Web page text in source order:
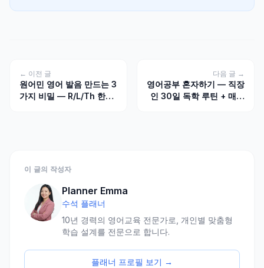
← 이전 글
원어민 영어 발음 만드는 3
가지 비밀 — R/L/Th 한국
다음 글 →
영어공부 혼자하기 — 직장
인 30일 독학 루틴 + 매일
이 글의 작성자
Planner Emma
수석 플래너
10년 경력의 영어교육 전문가로, 개인별 맞춤형
학습 설계를 전문으로 합니다.
플래너 프로필 보기 →